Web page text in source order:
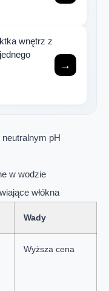
wnętrz z
→
pH
w wodzie
włókna
Wady
Wyższa cena